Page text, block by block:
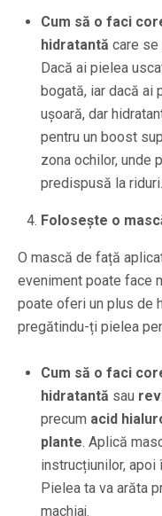
Cum să o faci
hidratantă care
Dacă ai pielea
bogată, iar dacă ai
ușoară, dar
pentru un boost
zona ochilor, unde
predispusă la riduri.
Folosește o
O mască de față
eveniment poate face
poate oferi un plus de
pregătindu-ți pielea
Cum să o faci
hidratantă sau
precum acid
plante. Aplică
instrucțiunilor,
Pielea ta va arăta
machiaj.